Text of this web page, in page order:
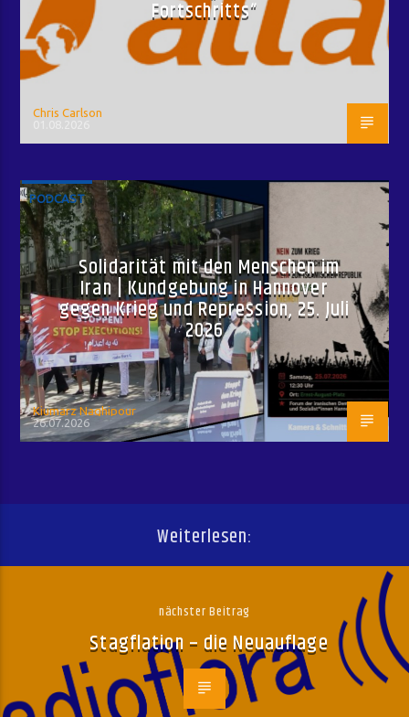
Fortschritts“
Chris Carlson
PODCAST
Solidarität mit den Menschen im
Iran | Kundgebung in Hannover
gegen Krieg und Repression, 25. Juli
2026
Kiumarz Naghipour
26.07.2026
Weiterlesen:
nächster Beitrag
Stagflation – die Neuauflage